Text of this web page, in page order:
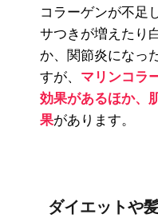
コラーゲンが不足
サつきが増えたり
か、関節炎になっ
すが、 マリンコラ
効果があるほか、
果があります。
ダイエットや